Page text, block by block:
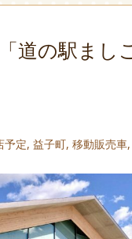
道の駅まし
予定,益子町,移動販売車